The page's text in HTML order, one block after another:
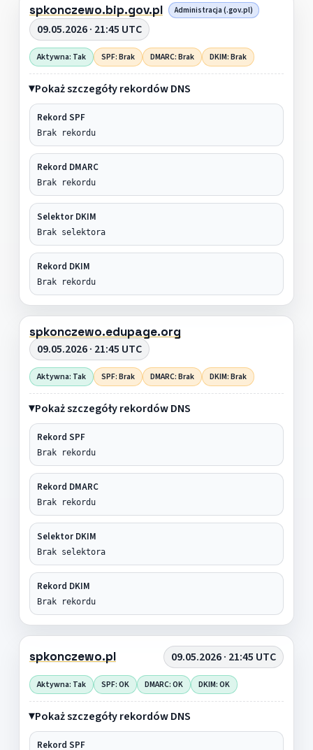
spkonczewo.bip.gov.pl Administracja (.gov.pl)
09.05.2026 · 21:45 UTC
Aktywna: Tak SPF: Brak DMARC: Brak DKIM: Brak
Pokaż szczegóły rekordów DNS
Rekord SPF
Brak rekordu
Rekord DMARC
Brak rekordu
Selektor DKIM
Brak selektora
Rekord DKIM
Brak rekordu
spkonczewo.edupage.org
09.05.2026 · 21:45 UTC
Aktywna: Tak SPF: Brak DMARC: Brak DKIM: Brak
Pokaż szczegóły rekordów DNS
Rekord SPF
Brak rekordu
Rekord DMARC
Brak rekordu
Selektor DKIM
Brak selektora
Rekord DKIM
Brak rekordu
spkonczewo.pl 09.05.2026 · 21:45 UTC
Aktywna: Tak SPF: OK DMARC: OK DKIM: OK
Pokaż szczegóły rekordów DNS
Rekord SPF